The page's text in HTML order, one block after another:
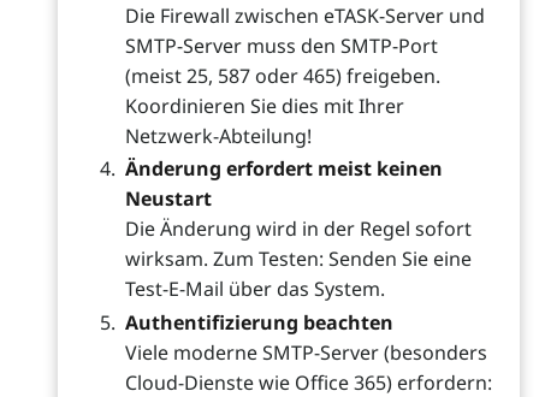
Die Firewall zwischen eTASK-Server und
SMTP-Server muss den SMTP-Port
(meist 25, 587 oder 465) freigeben.
Koordinieren Sie dies mit Ihrer
Netzwerk-Abteilung!
Änderung erfordert meist keinen
Neustart
Die Änderung wird in der Regel sofort
wirksam. Zum Testen: Senden Sie eine
Test-E-Mail über das System.
Authentifizierung beachten
Viele moderne SMTP-Server (besonders
Cloud-Dienste wie Office 365) erfordern: